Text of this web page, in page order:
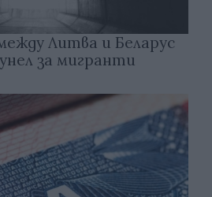
Литва и Беларус
за мигранти